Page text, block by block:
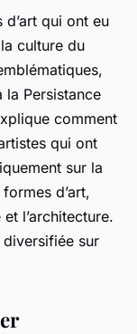
qui ont eu
culture du
Persistance
comment
qui ont
sur la
d’art,
l’architecture.
sur